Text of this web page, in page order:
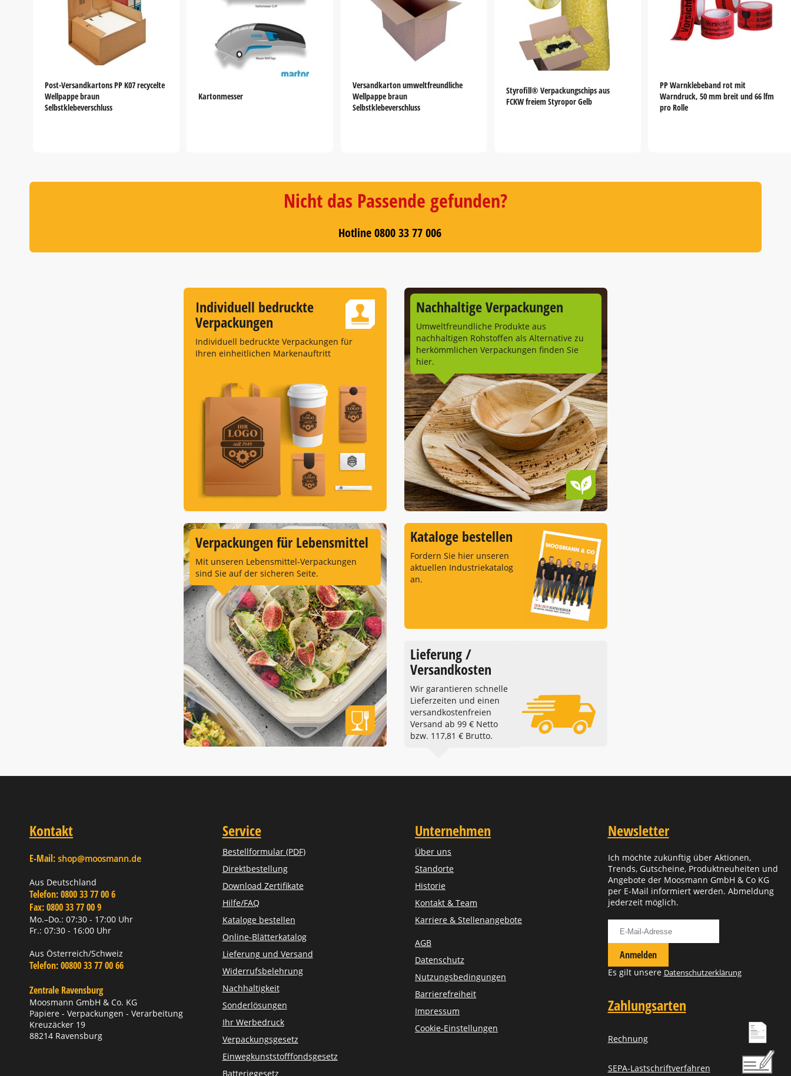
Post-Versandkartons PP K07 recycelte
Wellpappe braun
Selbstklebeverschluss
Kartonmesser
Versandkarton umweltfreundliche
Wellpappe braun
Selbstklebeverschluss
Styrofill® Verpackungschips aus
FCKW freiem Styropor Gelb
PP Warnklebeband rot mit
Warndruck, 50 mm breit und 66 lfm
pro Rolle
5
Nicht das Passende gefunden?
Hotline 0800 33 77 006
Individuell bedruckte
Verpackungen
Individuell bedruckte Verpackungen für
Ihren einheitlichen Markenauftritt
Nachhaltige Verpackungen
Umweltfreundliche Produkte aus
nachhaltigen Rohstoffen als Alternative zu
herkömmlichen Verpackungen finden Sie
hier.
Verpackungen für Lebensmittel
Mit unseren Lebensmittel-Verpackungen
sind Sie auf der sicheren Seite.
Kataloge bestellen
Fordern Sie hier unseren
aktuellen Industriekatalog
an.
Lieferung /
Versandkosten
Wir garantieren schnelle
Lieferzeiten und einen
versandkostenfreien
Versand ab 99 € Netto
bzw. 117,81 € Brutto.
Kontakt
E-Mail: shop@moosmann.de
Aus Deutschland
Telefon:0800 33 77 00 6
Fax:0800 33 77 00 9
Mo.–Do.: 07:30 - 17:00 Uhr
Fr.: 07:30 - 16:00 Uhr
Aus Österreich/Schweiz
Telefon:00800 33 77 00 66
Zentrale Ravensburg
Moosmann GmbH & Co. KG
Papiere - Verpackungen - Verarbeitung
Kreuzäcker 19
88214 Ravensburg
Service
Bestellformular (PDF)
Direktbestellung
Download Zertifikate
Hilfe/FAQ
Kataloge bestellen
Online-Blätterkatalog
Lieferung und Versand
Widerrufsbelehrung
Nachhaltigkeit
Sonderlösungen
Ihr Werbedruck
Verpackungsgesetz
Einwegkunststofffondsgesetz
Batteriegesetz
Unternehmen
Über uns
Standorte
Historie
Kontakt & Team
Karriere & Stellenangebote
AGB
Datenschutz
Nutzungsbedingungen
Barrierefreiheit
Impressum
Cookie-Einstellungen
Newsletter
Ich möchte zukünftig über Aktionen,
Trends, Gutscheine, Produktneuheiten und
Angebote der Moosmann GmbH & Co KG
per E-Mail informiert werden. Abmeldung
jederzeit möglich.
Anmelden
Es gilt unsere Datenschutzerklärung
Zahlungsarten
Rechnung
SEPA-Lastschriftverfahren